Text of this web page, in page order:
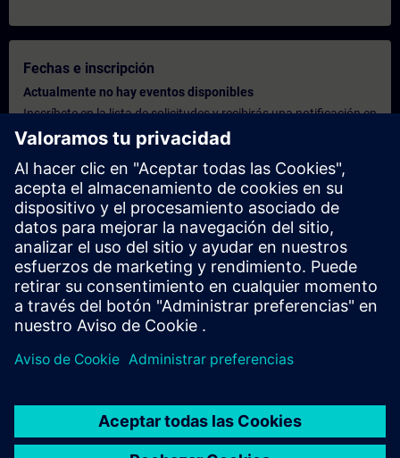
Fechas e inscripción
Actualmente no hay eventos disponibles
Inscríbete en la lista de solicitudes y recibirás una notificación en
cuanto haya nuevas fechas disponibles.
Activar el servicio de notificación
Oferta personalizada
¿Necesita una oferta personalizada? Indíquenos sus datos
personales y le enviaremos inmediatamente una oferta
personalizada a su dirección de correo electrónico.
Enviar una oferta personal